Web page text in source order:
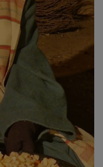
pases y un
estructurado en12
, entre ellas